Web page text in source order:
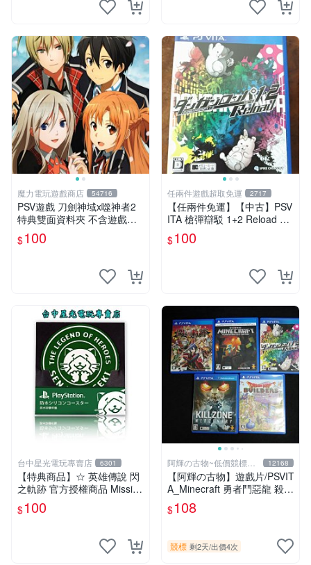
魔力電玩遊戲商店 54716
PSV遊戲 刀劍神域x噬神者2
特典雙面資料夾 不含遊戲光
碟【板橋魔力】
$100
任兩件遊戲超取免運 2717
【任兩件免運】【中古】PSV
ITA 槍彈辯駁 1+2 Reload 日
文版
$100
台中星光電玩專賣店 6301
【特典商品】☆ 英雄傳說 閃
之軌跡 官方授權商品 Missi限
定 防水矽膠杯墊 ☆全新品
【台中星光電玩】
$100
阿輝の古物~低價競標五
六日結標
12168
【阿輝の古物】遊戲片/PSVIT
A_Minecraft 勇者鬥惡龍 殺戮
地帶 英雄傳說 槍彈辯駁 一批
合售_刮痕污漬_1元起標無底
$108
競標 剩2天/出價4次